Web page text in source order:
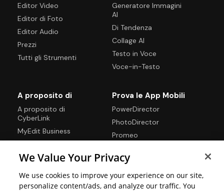
Editor Video
Editor di Foto
Editor Audio
Prezzi
Tutti gli Strumenti
Generatore Immagini
AI
Di Tendenza
Collage AI
Testo in Voce
Voce-in-Testo
A proposito di
A proposito di
CyberLink
MyEdit Business
Contattaci
Prova le App Mobili
PowerDirector
PhotoDirector
Promeo
We Value Your Privacy
We use cookies to improve your experience on our site,
personalize content/ads, and analyze our traffic. You